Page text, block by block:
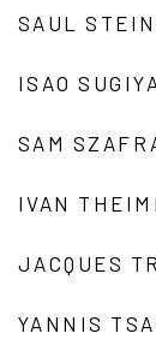
SAUL
ISAO
SAM
IVAN
JACQUES
YANNIS